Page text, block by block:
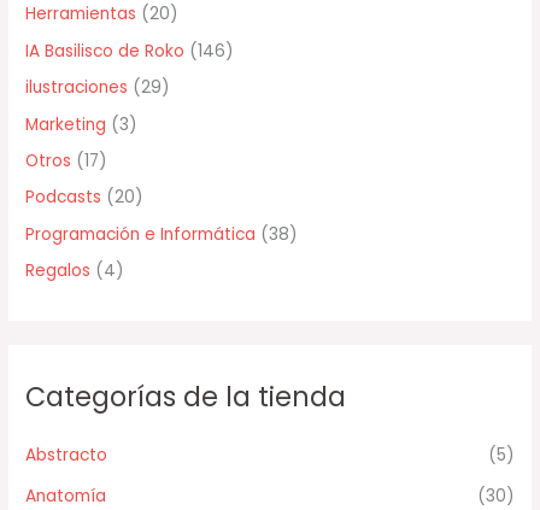
r
:
Herramientas (20)
IA Basilisco de Roko (146)
ilustraciones (29)
Marketing (3)
Otros (17)
Podcasts (20)
Programación e Informática (38)
Regalos (4)
Categorías de la tienda
Abstracto
(5)
Anatomía
(30)